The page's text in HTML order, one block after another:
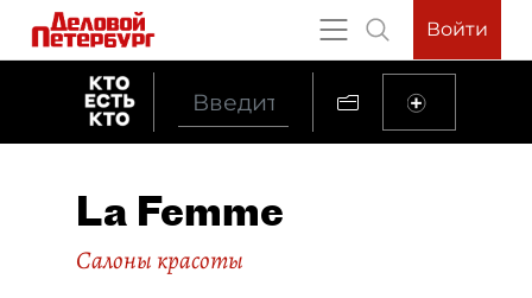
Войти
La Femme
Салоны красоты